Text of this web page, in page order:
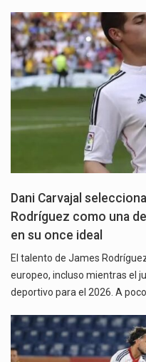
Dani Carvajal
Rodríguez como una
en su once ideal
El talento de James
europeo, incluso mientras el
deportivo para el 2026. A